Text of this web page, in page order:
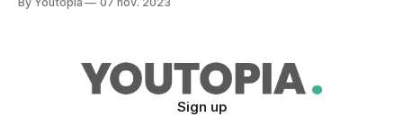
Moya, el suelo está seco. Los campesinos de las provincias
Sign up